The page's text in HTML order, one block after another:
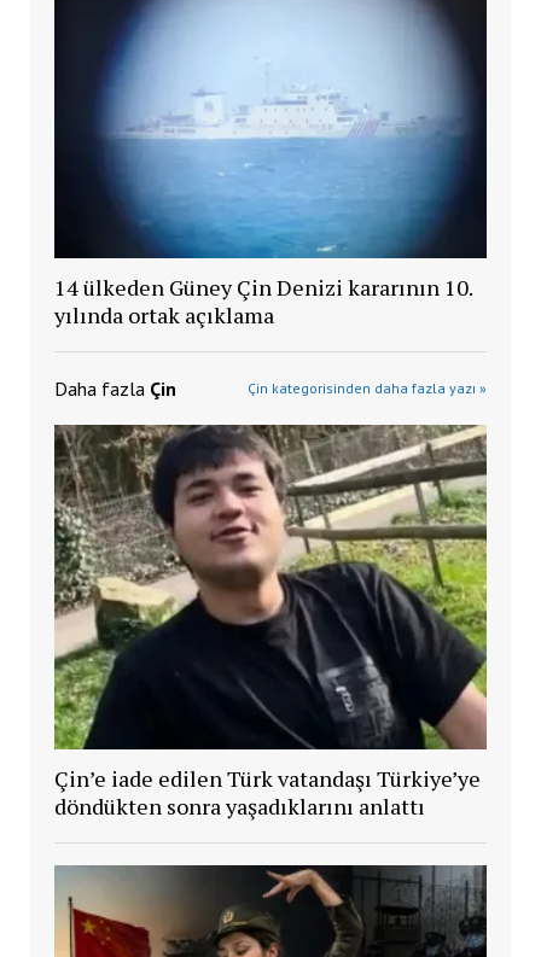
14 ülkeden Güney Çin Denizi kararının 10.
yılında ortak açıklama
Daha fazla Çin Çin kategorisinden daha fazla yazı »
Çin’e iade edilen Türk vatandaşı Türkiye’ye
döndükten sonra yaşadıklarını anlattı